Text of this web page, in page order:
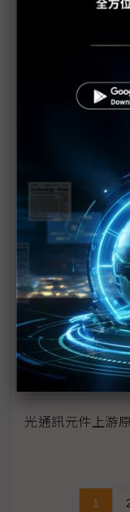
地震後兩週 日
日本首都圈煉
矽晶圓、銅箔基
日本東北重建
強震震出隱憂
宮城強震刺激
影響供料與否
威剛：庫存超過
DRAM 南亞科
日本網路服務速
光通訊元件上游
1